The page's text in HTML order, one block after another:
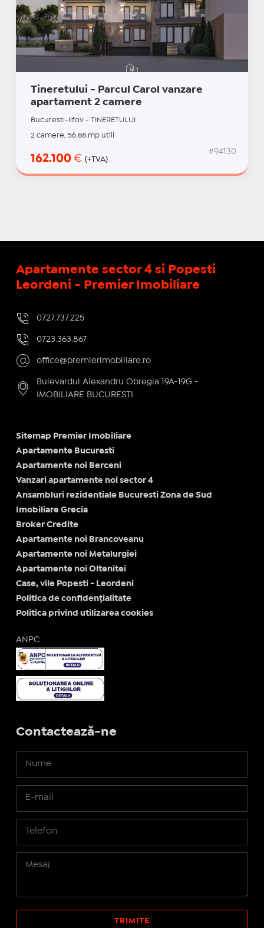
Tineretului - Parcul Carol vanzare
apartament 2 camere
Bucuresti-Ilfov - TINERETULUI
2 camere, 56.88 mp utili
162.100 € (+TVA)
#94130
Apartamente sector 4 si Popesti
Leordeni - Premier Imobiliare
0727.737.225
0723.363.867
office@premierimobiliare.ro
Bulevardul Alexandru Obregia 19A-19G -
IMOBILIARE BUCURESTI
Sitemap Premier Imobiliare
Apartamente Bucuresti
Apartamente noi Berceni
Vanzari apartamente noi sector 4
Ansambluri rezidentiale Bucuresti Zona de Sud
Imobiliare Grecia
Broker Credite
Apartamente noi Brancoveanu
Apartamente noi Metalurgiei
Apartamente noi Oltenitei
Case, vile Popesti - Leordeni
Politica de confidențialitate
Politica privind utilizarea cookies
ANPC
Contactează-ne